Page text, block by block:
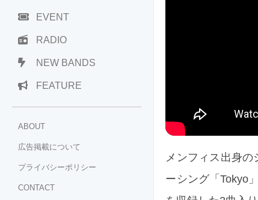
EVENT
RADIO
NEW BANDS
FEATURE
ABOUT
広告掲載について
プライバシーポリシー
CONTACT
メンフィス出身
ーシング「Tokyo